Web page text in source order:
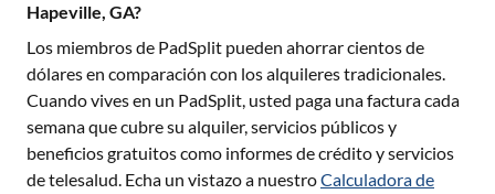
Hapeville, GA?
Los miembros de PadSplit pueden ahorrar cientos de
dólares en comparación con los alquileres tradicionales.
Cuando vives en un PadSplit, usted paga una factura cada
semana que cubre su alquiler, servicios públicos y
beneficios gratuitos como informes de crédito y servicios
de telesalud. Echa un vistazo a nuestroCalculadora de